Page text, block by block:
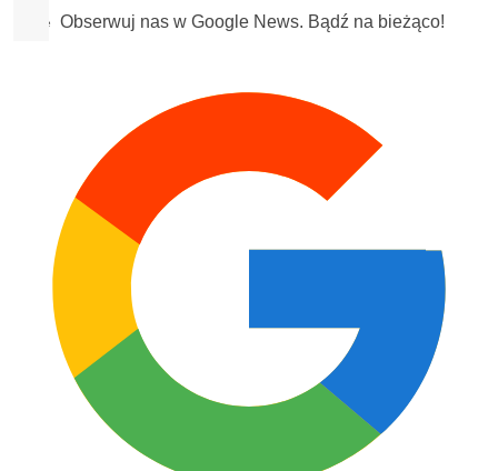
Obserwuj nas w Google News. Bądź na bieżąco!